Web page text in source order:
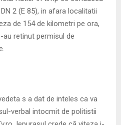
2 (E 85), in afara localitatii
de 154 de kilometri pe ora,
retinut permisul de
s a dat de inteles ca va
verbal intocmit de politistii